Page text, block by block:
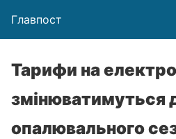
Главпост
Тарифи на
змінюватимуться
опалювального